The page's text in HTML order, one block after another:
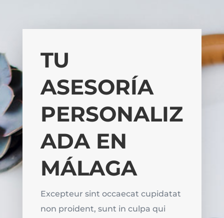
TU
ASESORÍA
PERSONALIZ
ADA EN
MÁLAGA
Excepteur sint occaecat cupidatat
non proident, sunt in culpa qui